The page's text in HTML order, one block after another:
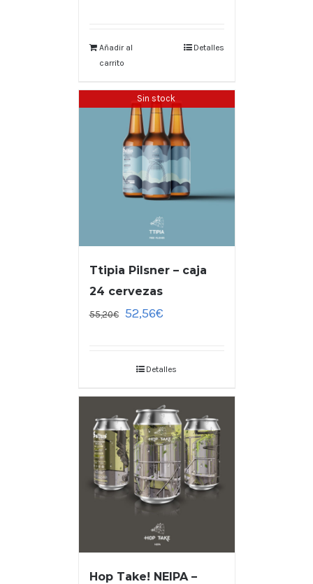
Añadir al
carrito
Detalles
Sin stock
Ttipia Pilsner – caja
24 cervezas
55,20€ 52,56€
Detalles
Hop Take! NEIPA –